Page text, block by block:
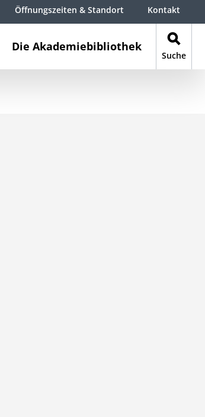
Die Akademiebibliothek
Suche
Öffnungszeiten & Standort Kontakt